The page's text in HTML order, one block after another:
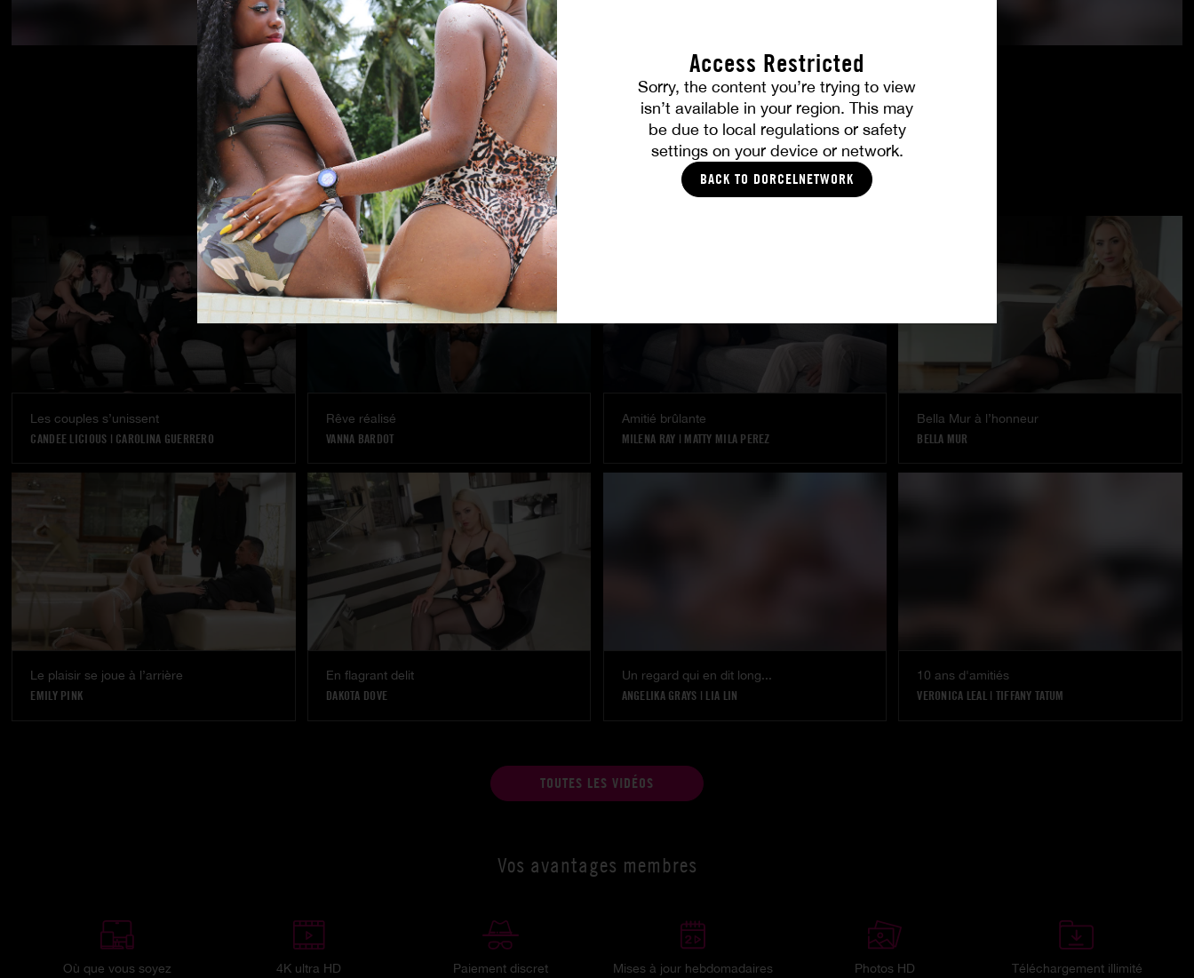
Access Restricted
Sorry, the content you’re trying to view
isn’t available in your region. This may
be due to local regulations or safety
settings on your device or network.
BACK TO DORCELNETWORK
TOUTES LES PHOTOS
VOUS ALLEZ AIMER
Les couples s’unissent
CANDEE LICIOUS | CAROLINA GUERRERO
Rêve réalisé
VANNA BARDOT
Amitié brûlante
MILENA RAY | MATTY MILA PEREZ
Bella Mur à l’honneur
BELLA MUR
Le plaisir se joue à l’arrière
EMILY PINK
En flagrant delit
DAKOTA DOVE
Un regard qui en dit long...
ANGELIKA GRAYS | LIA LIN
10 ans d'amitiés
VERONICA LEAL| TIFFANY TATUM
TOUTES LES VIDÉOS
Vos avantages membres
Où que vous soyez 4K ultra HD Paiement discret Mises à jour hebdomadaires Photos HD Téléchargement illimité